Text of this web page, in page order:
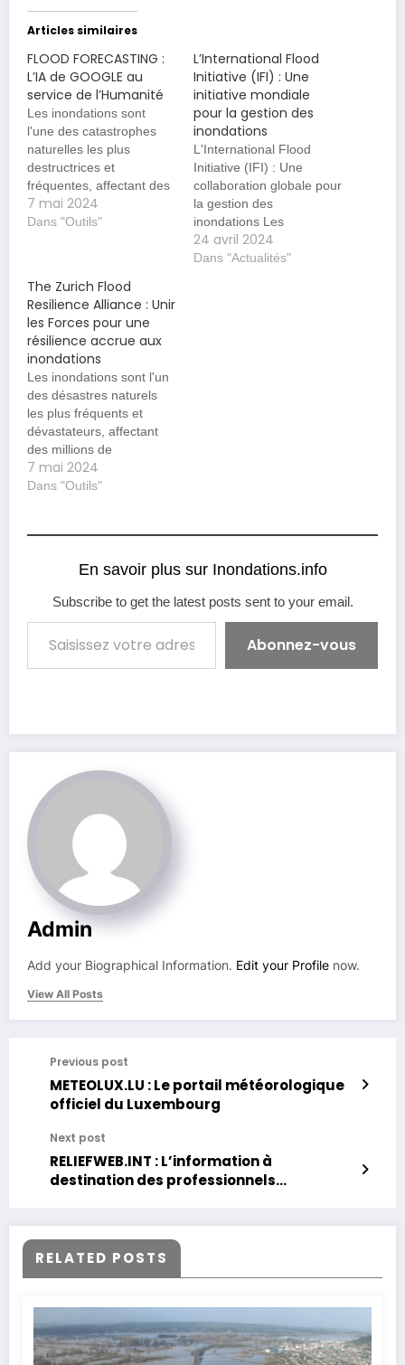
Articles similaires
FLOOD FORECASTING :
L’IA de GOOGLE au
service de l’Humanité
Les inondations sont
l'une des catastrophes
naturelles les plus
destructrices et
fréquentes, affectant des
millions de personnes à
travers le monde chaque
inondations se produiront
peut sauver des vies et
réduire les dégâts
économiques. C'est ici
que le projet…
7 mai 2024
Dans "Outils"
L’International Flood
Initiative (IFI) : Une
initiative mondiale
pour la gestion des
inondations
L'International Flood
Initiative (IFI) : Une
collaboration globale pour
la gestion des
inondations Les
inondations sont parmi
les catastrophes
24 avril 2024
Dans "Actualités"
The Zurich Flood
Resilience Alliance : Unir
les Forces pour une
résilience accrue aux
inondations
Les inondations sont l'un
des désastres naturels
les plus fréquents et
dévastateurs, affectant
des millions de
personnes chaque
année. Pour faire face à
Resilience Alliance
Cette alliance unique
rassemble des
non gouvernemental pour
développer…
7 mai 2024
Dans "Outils"
En savoir plus sur Inondations.info
Subscribe to get the latest posts sent to your email.
Saisissez votre adresse e-mail…
Abonnez-vous
Admin
Add your Biographical Information. Edit your Profile now.
View All Posts
Previous post
METEOLUX.LU : Le portail météorologique
officiel du Luxembourg
Next post
RELIEFWEB.INT : L’information à
destination des professionnels
RELATED POSTS